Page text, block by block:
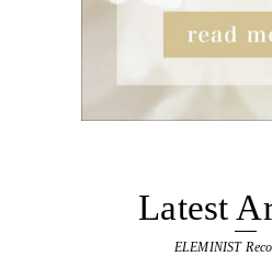
Latest
ELEMINIST